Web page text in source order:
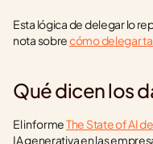
Esta lógica de delegar lo
nota sobre cómo delegar
Qué dicen los
El informe The State of AI
IA generativa en las